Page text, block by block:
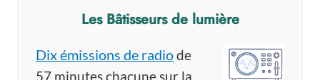
Les Bâtisseurs de lumière
Dix émissions de radiode
57 minutes chacune sur la